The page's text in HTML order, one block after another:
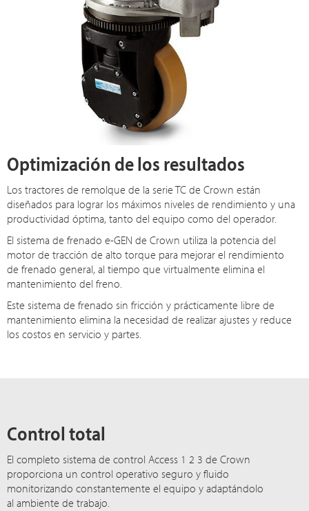
Optimización de los resultados
Los tractores de remolque de la serie TC de Crown están
diseñados para lograr los máximos niveles de rendimiento y una
productividad óptima, tanto del equipo como del operador.
El sistema de frenado e-GEN de Crown utiliza la potencia del
motor de tracción de alto torque para mejorar el rendimiento
de frenado general, al tiempo que virtualmente elimina el
mantenimiento del freno.
Este sistema de frenado sin fricción y prácticamente libre de
mantenimiento elimina la necesidad de realizar ajustes y reduce
los costos en servicio y partes.
Control total
El completo sistema de control Access 1 2 3 de Crown
proporciona un control operativo seguro y fluido
monitorizando constantemente el equipo y adaptándolo
al ambiente de trabajo.